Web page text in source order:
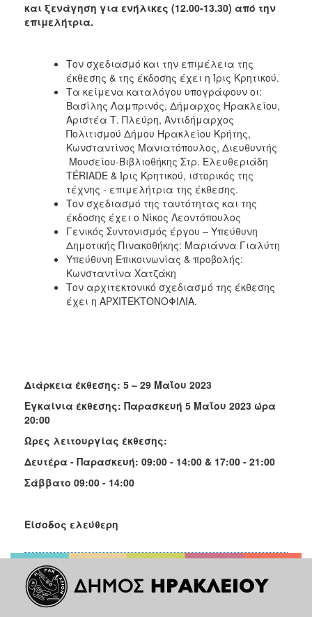
και ξενάγηση για ενήλικες (12.00-13.30) από την
επιμελήτρια.
Τον σχεδιασμό και την επιμέλεια της
έκθεσης & της έκδοσης έχει η Ίρις Κρητικού.
Τα κείμενα καταλόγου υπογράφουν οι:
Βασίλης Λαμπρινός, Δήμαρχος Ηρακλείου,
Αριστέα Τ. Πλεύρη, Αντιδήμαρχος
Πολιτισμού Δήμου Ηρακλείου Κρήτης,
Κωνσταντίνος Μανιατόπουλος, Διευθυντής
Μουσείου-Βιβλιοθήκης Στρ. Ελευθεριάδη
TÉRIADE & Ίρις Κρητικού, ιστορικός της
τέχνης - επιμελήτρια της έκθεσης.
Τον σχεδιασμό της ταυτότητας και της
έκδοσης έχει ο Νίκος Λεοντόπουλος
Γενικός Συντονισμός έργου – Υπεύθυνη
Δημοτικής Πινακοθήκης: Μαριάννα Γιαλύτη
Υπεύθυνη Επικοινωνίας & προβολής:
Κωνσταντίνα Χατζάκη
Τον αρχιτεκτονικό σχεδιασμό της έκθεσης
έχει η ΑΡΧΙΤΕΚΤΟΝΟΦΙΛΙΑ.
Διάρκεια έκθεσης: 5 – 29 Μαΐου 2023
Εγκαίνια έκθεσης: Παρασκευή 5 Μαΐου 2023 ώρα
20:00
Ώρες λειτουργίας έκθεσης:
Δευτέρα - Παρασκευή: 09:00 - 14:00 & 17:00 - 21:00
Σάββατο 09:00 - 14:00
Είσοδος ελεύθερη